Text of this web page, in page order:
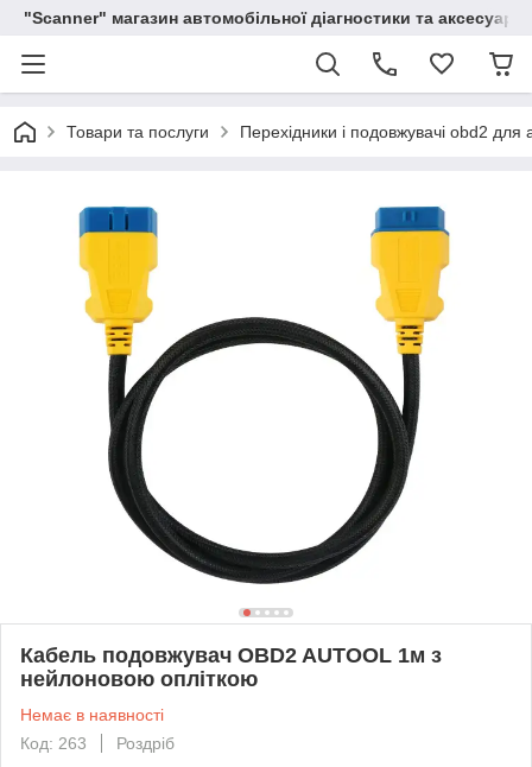
"Scanner" магазин автомобільної діагностики та аксесуарів
Товари та послуги Перехідники і подовжувачі obd2 для
Кабель подовжувач OBD2 AUTOOL 1м з
нейлоновою опліткою
Немає в наявності
Код: 263
Роздріб